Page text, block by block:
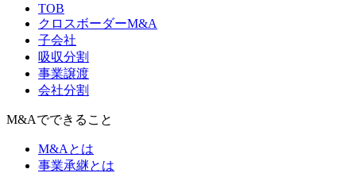
TOB
クロスボーダーM&A
子会社
吸収分割
事業譲渡
会社分割
M&Aでできること
M&Aとは
事業承継とは